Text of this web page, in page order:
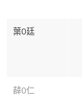
葉0廷
薛0仁